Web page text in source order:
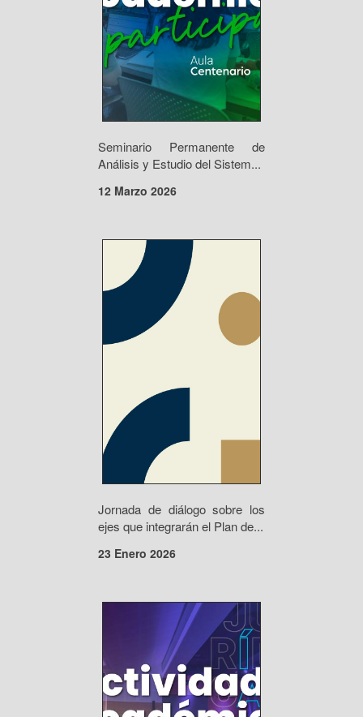
Seminario Permanente de
Análisis y Estudio del Sistem...
12 Marzo 2026
Jornada de diálogo sobre los
ejes que integrarán el Plan de...
23 Enero 2026